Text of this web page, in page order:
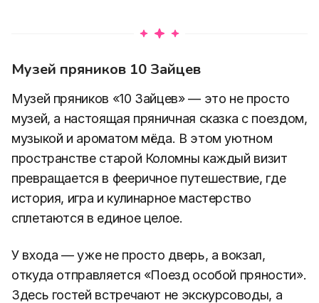
Музей пряников 10 Зайцев
Музей пряников «10 Зайцев» — это не просто
музей, а настоящая пряничная сказка с поездом,
музыкой и ароматом мёда. В этом уютном
пространстве старой Коломны каждый визит
превращается в фееричное путешествие, где
история, игра и кулинарное мастерство
сплетаются в единое целое.
У входа — уже не просто дверь, а вокзал,
откуда отправляется «Поезд особой пряности».
Здесь гостей встречают не экскурсоводы, а